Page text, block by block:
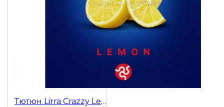
Тютюн Lirra Crazzy Lemon (Лимон) 50 гр